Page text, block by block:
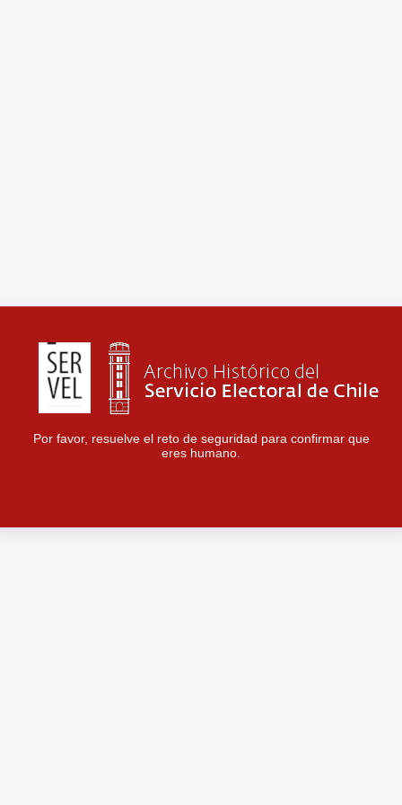
Por favor, resuelve el reto de seguridad para confirmar que
eres humano.